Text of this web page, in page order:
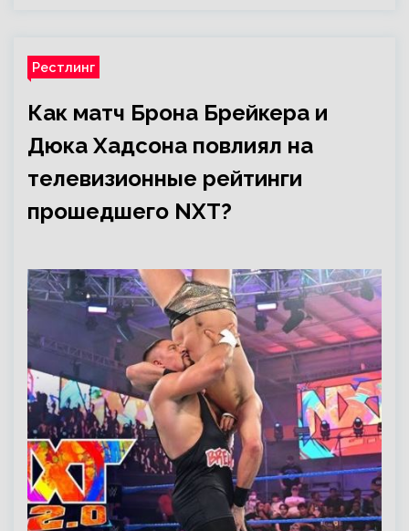
Рестлинг
Как матч Брона Брейкера и
Дюка Хадсона повлиял на
телевизионные рейтинги
прошедшего NXT?